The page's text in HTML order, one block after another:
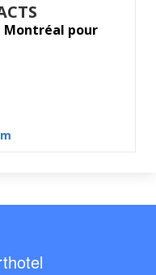
Montréal pour